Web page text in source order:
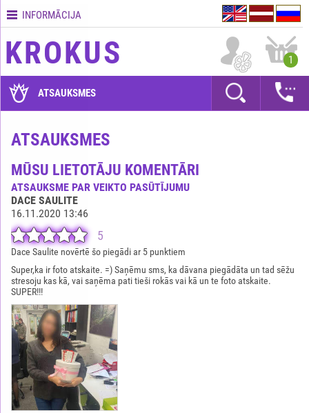
Kontakti
Piegādes
GARANTIJAS
apmaksāt?
noformēt
pasūtījumu?
INFORMĀCIJA
KROKUS 1
ATSAUKSMES
ATSAUKSMES
MŪSU LIETOTĀJU KOMENTĀRI
ATSAUKSME PAR VEIKTO PASŪTĪJUMU
DACE SAULITE
16.11.2020 13:46
5
Dace Saulite novērtē šo piegādi ar 5 punktiem
Super,ka ir foto atskaite. =) Saņēmu sms, ka dāvana piegādāta un tad sēžu
stresoju kas kā, vai saņēma pati tieši rokās vai kā un te foto atskaite.
SUPER!!!